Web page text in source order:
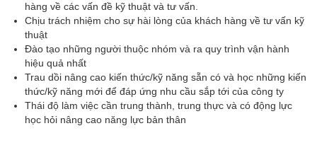
hàng về các vấn đề kỹ thuật và tư vấn.
Chịu trách nhiệm cho sự hài lòng của khách hàng về tư vấn kỹ
thuật
Đào tạo những người thuộc nhóm và ra quy trình vận hành
hiệu quả nhất
Trau dồi nâng cao kiến thức/kỹ năng sẵn có và học những kiến
thức/kỹ năng mới để đáp ứng nhu cầu sắp tới của công ty
Thái độ làm việc cần trung thành, trung thực và có động lực
học hỏi nâng cao năng lực bản thân